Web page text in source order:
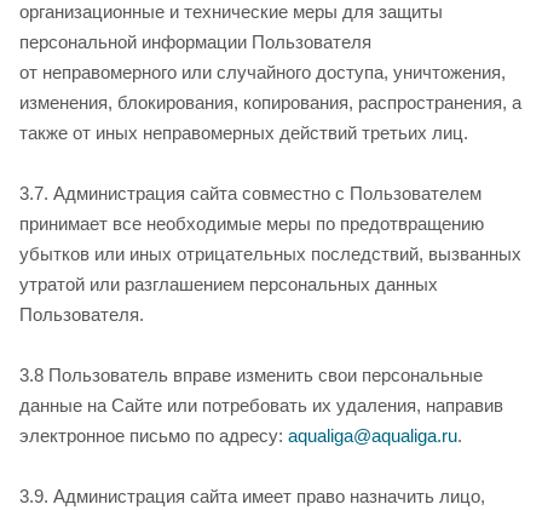
организационные и технические меры для защиты
персональной информации Пользователя
от неправомерного или случайного доступа, уничтожения,
изменения, блокирования, копирования, распространения, а
также от иных неправомерных действий третьих лиц.
3.7. Администрация сайта совместно с Пользователем
принимает все необходимые меры по предотвращению
убытков или иных отрицательных последствий, вызванных
утратой или разглашением персональных данных
Пользователя.
3.8 Пользователь вправе изменить свои персональные
данные на Сайте или потребовать их удаления, направив
электронное письмо по адресу: aqualiga@aqualiga.ru.
3.9. Администрация сайта имеет право назначить лицо,